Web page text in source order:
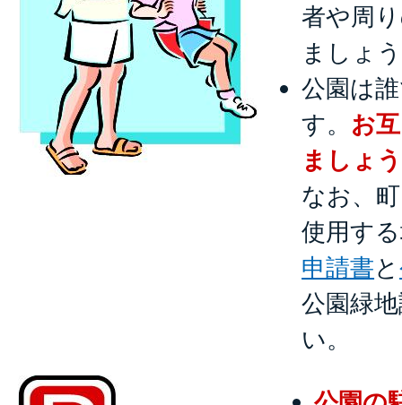
者や周
ましょう
公園は
す。 お
ましょ
なお、
使用す
申請書と
公園緑
い。